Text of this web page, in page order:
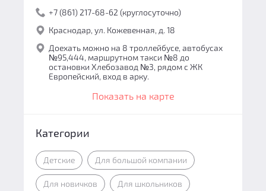
+7 (861) 217-68-62 (круглосуточно)
Краснодар, ул. Кожевенная, д. 18
Доехать можно на 8 троллейбусе, автобусах
№95,444, маршрутном такси №8 до
остановки Хлебозавод №3, рядом с ЖК
Европейский, вход в арку.
Показать на карте
Категории
Детские Для большой компании
Для новичков Для школьников